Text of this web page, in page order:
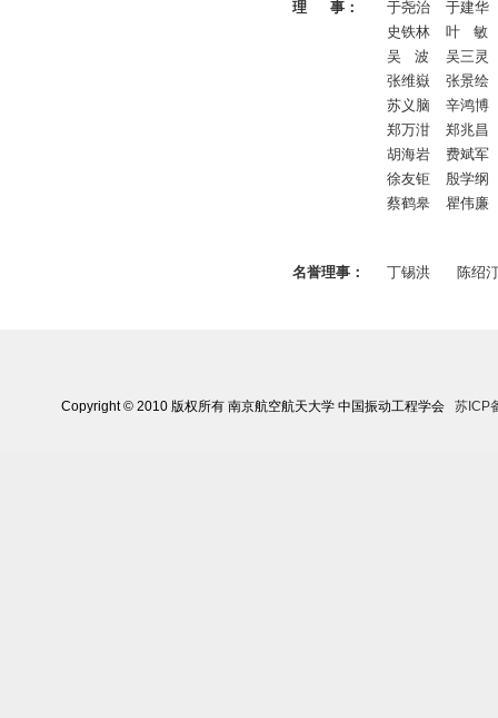
理 事： 于尧治
于建华
史铁林
叶 敏
吴 波
吴三灵
张维嶽
张景绘
苏义脑
辛鸿博
郑万泔
郑兆昌
胡海岩
费斌军
徐友钜
殷学纲
蔡鹤皋
瞿伟廉
名誉理事： 丁锡洪 陈绍
Copyright © 2010 版权所有 南京航空航天大学 中国振动工程学会 苏ICP